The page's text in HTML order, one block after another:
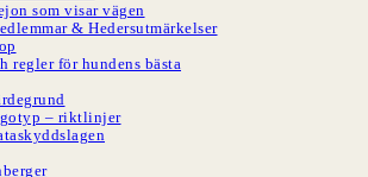
som visar vägen
& Hedersutmärkelser
regler för hundens bästa
– riktlinjer